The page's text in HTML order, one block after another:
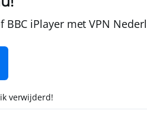
BBC iPlayer metVPN
verwijderd!